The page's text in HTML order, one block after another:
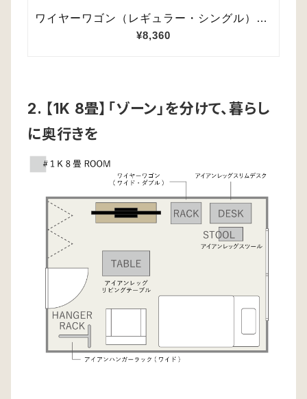
2. 【1K 8畳】「ゾーン」を分けて、暮らし
に奥行きを